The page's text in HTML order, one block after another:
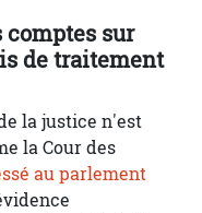
comptes sur
de traitement
la justice n'est
la Cour des
au parlement